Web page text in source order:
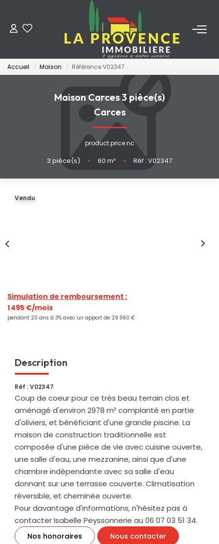
ACHETER
LOUER
ESTIMER
FAIRE GÉRER
NOS AGENCES
Accueil Maison Référence V02347
Maison Carces 3 pièce(s)
Carces
product.price.nc
3 pièce(s) • 60 m² • Réf : V02347
Vendu
Simulation de remboursement :
1 495 €/mois
pendant 20 ans à 3% avec un apport de 29 960 €
Description
Réf : V02347
Coup de coeur pour ce très beau terrain clos et
aménagé d'environ 2978 m² complanté en partie
d'oliviers, et bénéficiant d'une grande piscine. La
maison de construction traditionnelle est
composée d'une pièce de vie avec cuisine ouverte,
une salle d'eau, une mezzanine, ainsi que d'une
chambre indépendante avec sa salle d'eau
donnant sur une terrasse couverte. Climatisation
réversible, et cheminée ouverte.
Pour davantage d'informations, n'hésitez pas à
contacter Isabelle Peyssonnerie au 06 07 03 51 34.
Nos honoraires Nous contacter